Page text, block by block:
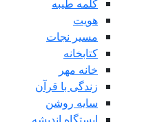
کلمه طیبه
هویت
مسیر نجات
کتابخانه
خانه مهر
زندگی با قرآن
سایه روشن